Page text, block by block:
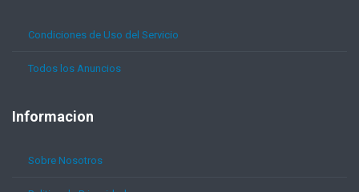
Condiciones de Uso del Servicio
Todos los Anuncios
Informacion
Sobre Nosotros